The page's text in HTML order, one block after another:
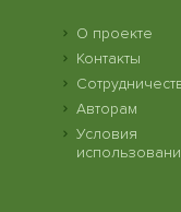
О проекте
Контакты
Авторам
Условия